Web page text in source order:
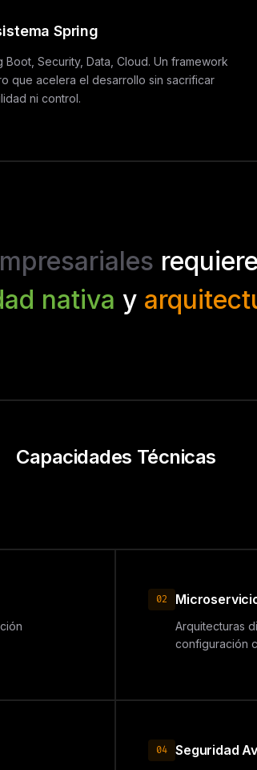
Spring
Boot, Security, Data, Cloud. Un framework
que acelera el desarrollo sin sacrificar
ni control.
nativa y
Capacidades Técnicas
02
Arquitecturas
configuración
04 Seguridad